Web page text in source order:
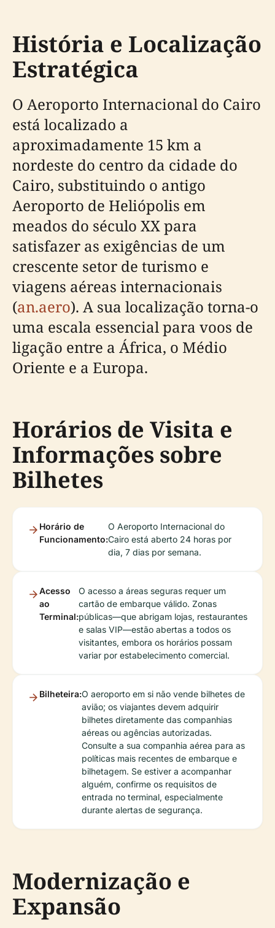
História e Localização
Estratégica
O Aeroporto Internacional do Cairo
está localizado a
aproximadamente 15 km a
nordeste do centro da cidade do
Cairo, substituindo o antigo
Aeroporto de Heliópolis em
meados do século XX para
satisfazer as exigências de um
crescente setor de turismo e
viagens aéreas internacionais
(an.aero). A sua localização torna-o
uma escala essencial para voos de
ligação entre a África, o Médio
Oriente e a Europa.
Horários de Visita e
Informações sobre
Bilhetes
Horário de
Funcionamento:
O Aeroporto Internacional do
Cairo está aberto 24 horas por
dia, 7 dias por semana.
Acesso
ao
Terminal:
O acesso a áreas seguras requer um
cartão de embarque válido. Zonas
públicas—que abrigam lojas, restaurantes
e salas VIP—estão abertas a todos os
visitantes, embora os horários possam
variar por estabelecimento comercial.
Bilheteira:O aeroporto em si não vende bilhetes de
avião; os viajantes devem adquirir
bilhetes diretamente das companhias
aéreas ou agências autorizadas.
Consulte a sua companhia aérea para as
políticas mais recentes de embarque e
bilhetagem. Se estiver a acompanhar
alguém, confirme os requisitos de
entrada no terminal, especialmente
durante alertas de segurança.
Modernização e
Expansão